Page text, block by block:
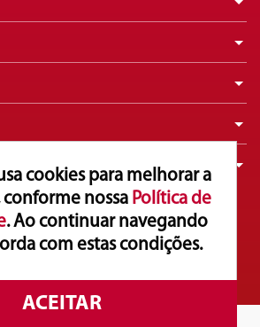
cookies para melhorar a
conforme nossa Política de
. Ao continuar navegando
com estas condições.
ao Consumidor
016 0211
S.A. Todos os direitos reservados